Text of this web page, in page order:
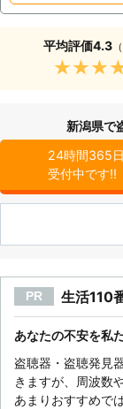
平均評価4.3
新潟県で
24時間365日
受付中です!!
PR 生活110
あなたの不安を私
盗聴器・盗聴発見
きますが、周波数
あまりおすすめで